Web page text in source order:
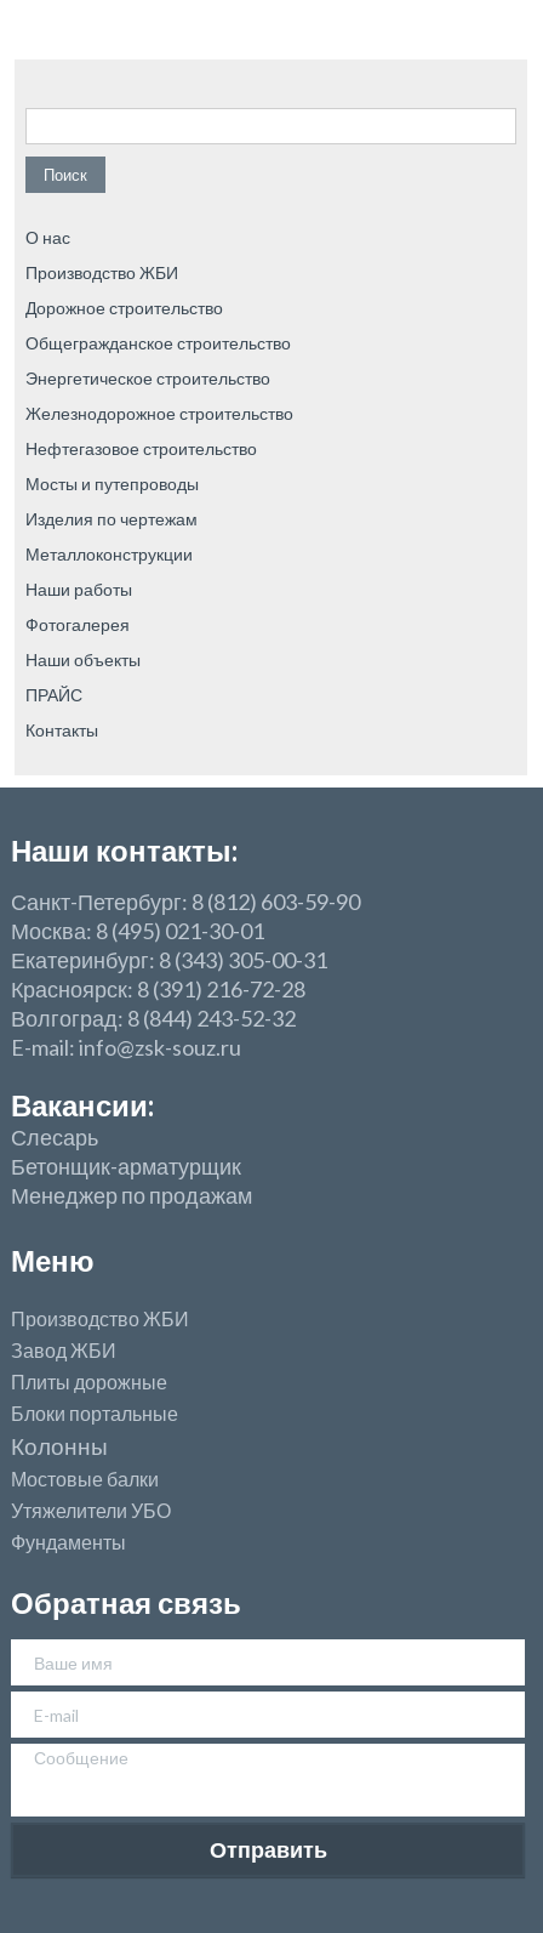
Найти:
О нас
Производство ЖБИ
Дорожное строительство
Общегражданское строительство
Энергетическое строительство
Железнодорожное строительство
Нефтегазовое строительство
Мосты и путепроводы
Изделия по чертежам
Металлоконструкции
Наши работы
Фотогалерея
Наши объекты
ПРАЙС
Контакты
Наши контакты:
Санкт-Петербург: 8 (812) 603-59-90
Москва: 8 (495) 021-30-01
Екатеринбург: 8 (343) 305-00-31
Красноярск: 8 (391) 216-72-28
Волгоград: 8 (844) 243-52-32
E-mail: info@zsk-souz.ru
Вакансии:
Слесарь
Бетонщик-арматурщик
Менеджер по продажам
Меню
Производство ЖБИ
Завод ЖБИ
Плиты дорожные
Блоки портальные
Колонны
Мостовые балки
Утяжелители УБО
Фундаменты
Обратная связь